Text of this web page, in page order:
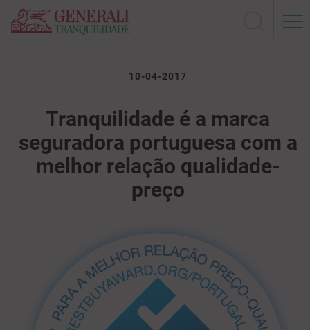
10-04-2017
Tranquilidade é a marca
seguradora portuguesa com a
melhor relação qualidade-
preço